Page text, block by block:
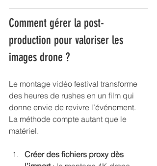
Comment gérer la post-
production pour valoriser les
images drone ?
Le montage vidéo festival transforme
des heures de rushes en un film qui
donne envie de revivre l’événement.
La méthode compte autant que le
matériel.
Créer des fichiers proxy dès